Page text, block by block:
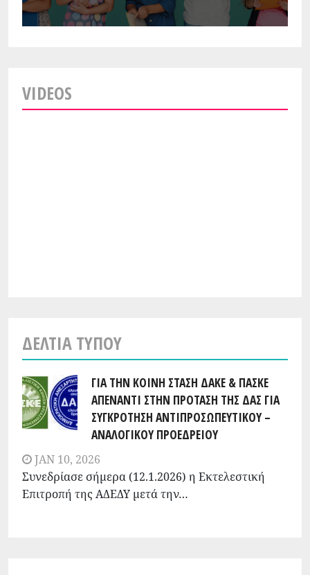
VIDEOS
ΔΕΛΤΊΑ ΤΎΠΟΥ
ΓΙΑ ΤΗΝ ΚΟΙΝΗ ΣΤΑΣΗ ΔΑΚΕ & ΠΑΣΚΕ
ΑΠΕΝΑΝΤΙ ΣΤΗΝ ΠΡΟΤΑΣΗ ΤΗΣ ΔΑΣ ΓΙΑ
ΣΥΓΚΡΟΤΗΣΗ ΑΝΤΙΠΡΟΣΩΠΕΥΤΙΚΟΥ –
ΑΝΑΛΟΓΙΚΟΥ ΠΡΟΕΔΡΕΙΟΥ
JAN 10, 2026
Συνεδρίασε σήμερα (12.1.2026) η Εκτελεστική
Επιτροπή της ΑΔΕΔΥ μετά την…